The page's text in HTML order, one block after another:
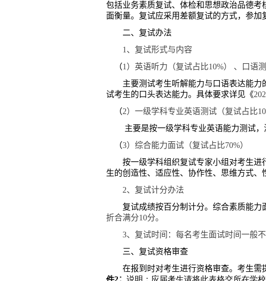
包括业务素质复试、体检和思想政治品德
面衡量。复试应采用差额复试的方式，参
二、复试办法
1 、复试形式与内容
（1 ）英语听力（复试占比10%） 、口语
主要测试考生听解能力与口语表达能
试考生的口头表达能力。具体要求详见《202
（2）一级学科专业英语测试（复试占比
主要是按一级学科专业英语能力测试
（3）综合能力面试（复试占比70%）
按一级学科组织复试专家小组对考生进
生的创造性、适应性、协作性、思维方式、
2、复试计分办法
复试成绩按百分制计分。综合素质能力
折合满分10分。
3、复试时间：每名考生面试时间一般
三、复试资格审查
在报到时对考生进行资格审查。考生需
件2： 说明：应届考生请将此表格交所在学